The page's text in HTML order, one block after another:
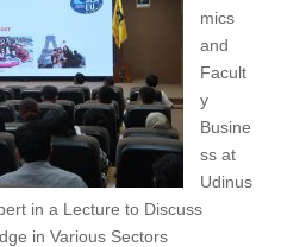
mics
and
Facult
y
Busine
ss at
Udinus
in a Lecture to Discuss
in Various Sectors